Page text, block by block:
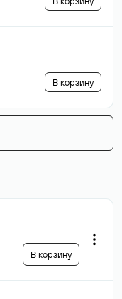
В корзину
В корзину